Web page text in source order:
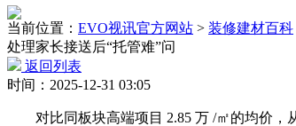
当前位置： EVO视讯官方网站 > 装修建材百科
处理家长接送后“托管难”问
返回列表
时间：2025-12-31 03:05
对比同板块高端项目 2.85 万 /㎡的均价，